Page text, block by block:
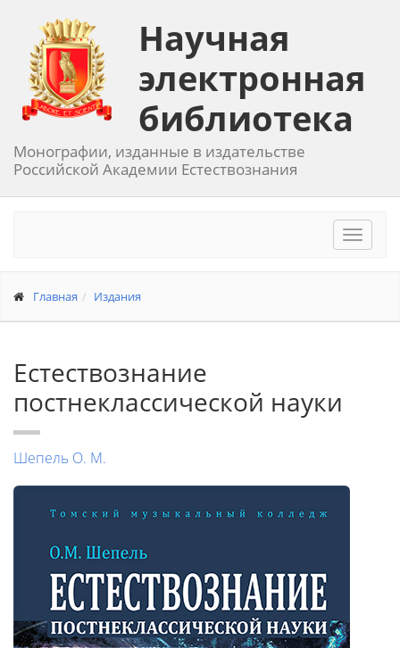
Научная
электронная
библиотека
Монографии, изданные в издательстве
Российской Академии Естествознания
Toggle
Главная Издания
Естествознание
постнеклассической науки
Шепель О. М.